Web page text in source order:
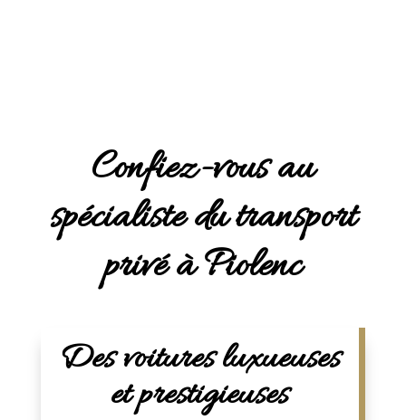
Confiez-vous au
spécialiste du transport
privé à Piolenc
Des voitures luxueuses
et prestigieuses